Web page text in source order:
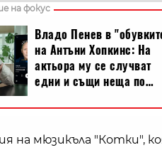
на мюзикъла "Котки",